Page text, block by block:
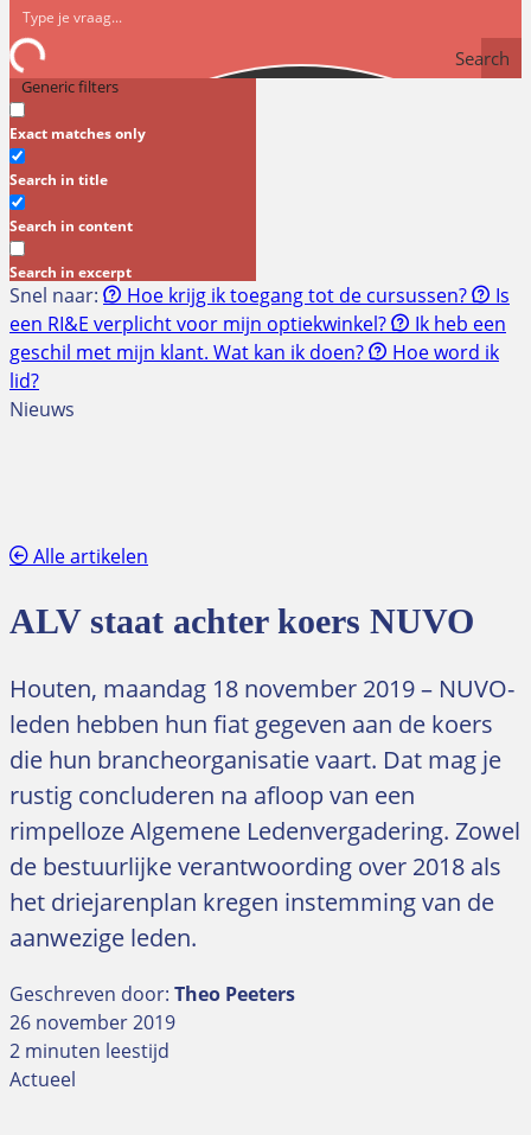
Search
Generic filters
Exact matches only
Search in title
Search in content
Search in excerpt
Snel naar: Hoe krijg ik toegang tot de cursussen?
Is
een RI&E verplicht voor mijn optiekwinkel?
Ik heb een
geschil met mijn klant. Wat kan ik doen?
Hoe word ik
lid?
Nieuws
Alle artikelen
ALV staat achter koers NUVO
Houten, maandag 18 november 2019 – NUVO-
leden hebben hun fiat gegeven aan de koers
die hun brancheorganisatie vaart. Dat mag je
rustig concluderen na afloop van een
rimpelloze Algemene Ledenvergadering. Zowel
de bestuurlijke verantwoording over 2018 als
het driejarenplan kregen instemming van de
aanwezige leden.
Geschreven door: Theo Peeters
26 november 2019
2 minuten leestijd
Actueel